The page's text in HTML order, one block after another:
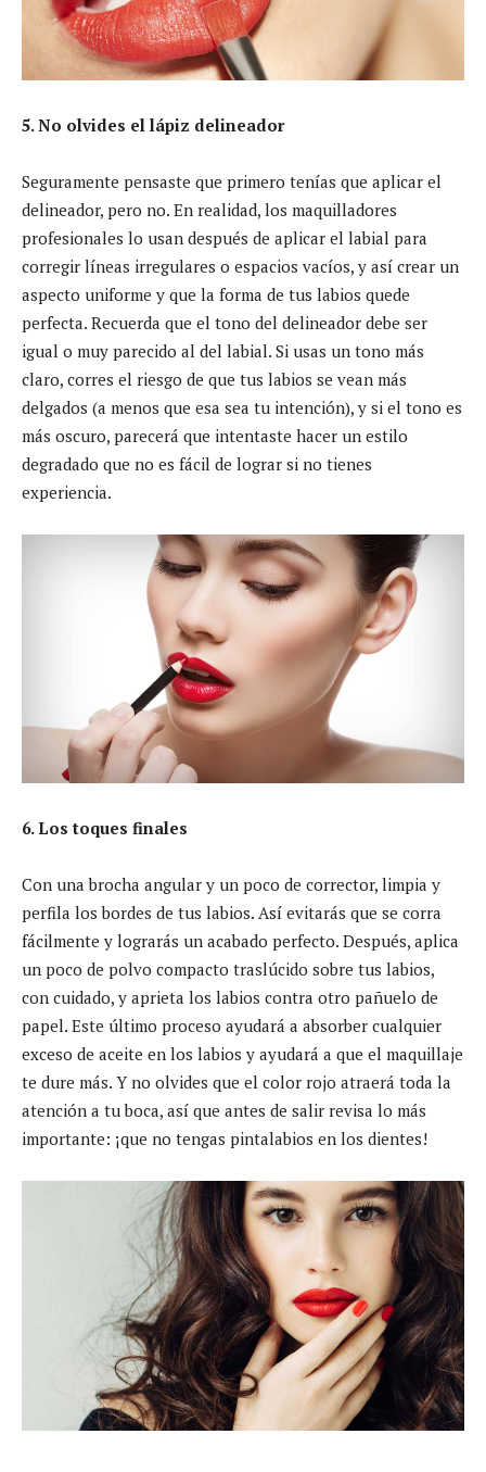
5. No olvides el lápiz delineador
Seguramente pensaste que primero tenías que aplicar el
delineador, pero no. En realidad, los maquilladores
profesionales lo usan después de aplicar el labial para
corregir líneas irregulares o espacios vacíos, y así crear un
aspecto uniforme y que la forma de tus labios quede
perfecta. Recuerda que el tono del delineador debe ser
igual o muy parecido al del labial. Si usas un tono más
claro, corres el riesgo de que tus labios se vean más
delgados (a menos que esa sea tu intención), y si el tono es
más oscuro, parecerá que intentaste hacer un estilo
degradado que no es fácil de lograr si no tienes
experiencia.
6. Los toques finales
Con una brocha angular y un poco de corrector, limpia y
perfila los bordes de tus labios. Así evitarás que se corra
fácilmente y lograrás un acabado perfecto. Después, aplica
un poco de polvo compacto traslúcido sobre tus labios,
con cuidado, y aprieta los labios contra otro pañuelo de
papel. Este último proceso ayudará a absorber cualquier
exceso de aceite en los labios y ayudará a que el maquillaje
te dure más. Y no olvides que el color rojo atraerá toda la
atención a tu boca, así que antes de salir revisa lo más
importante: ¡que no tengas pintalabios en los dientes!